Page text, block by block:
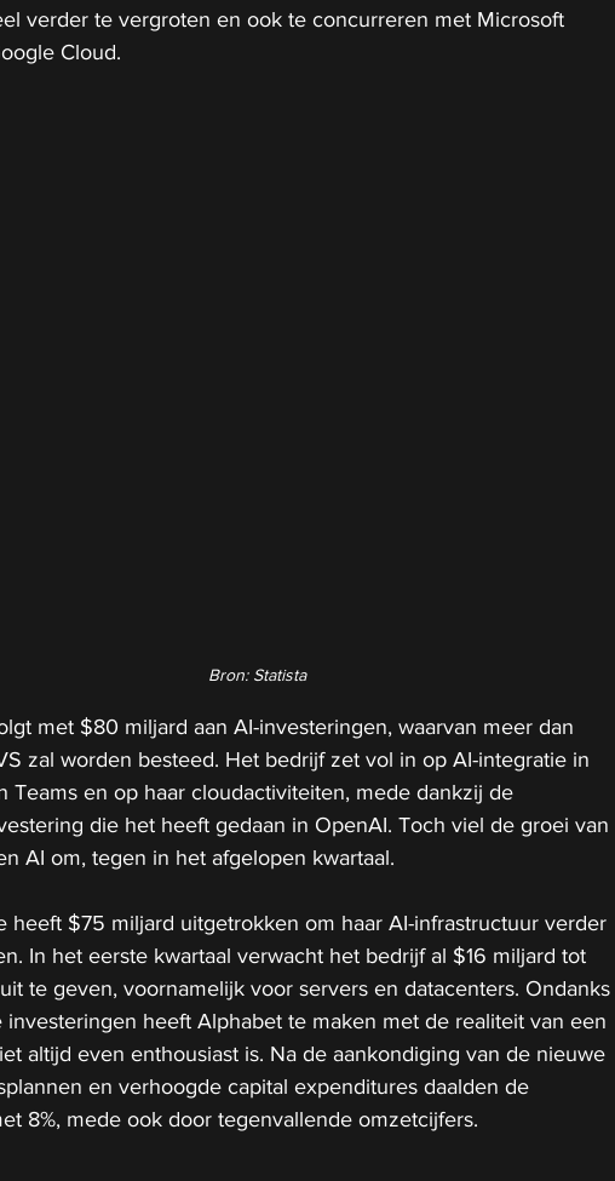
verder te vergroten en ook te concurreren met Microsoft
Cloud.
Bron: Statista
met $80 miljard aan AI-investeringen, waarvan meer dan
zal worden besteed. Het bedrijf zet vol in op AI-integratie in
Teams en op haar cloudactiviteiten, mede dankzij de
die het heeft gedaan in OpenAI. Toch viel de groei van
AI om, tegen in het afgelopen kwartaal.
heeft $75 miljard uitgetrokken om haar AI-infrastructuur verder
In het eerste kwartaal verwacht het bedrijf al $16 miljard tot
te geven, voornamelijk voor servers en datacenters. Ondanks
investeringen heeft Alphabet te maken met de realiteit van een
altijd even enthousiast is. Na de aankondiging van de nieuwe
en verhoogde capital expenditures daalden de
8%, mede ook door tegenvallende omzetcijfers.